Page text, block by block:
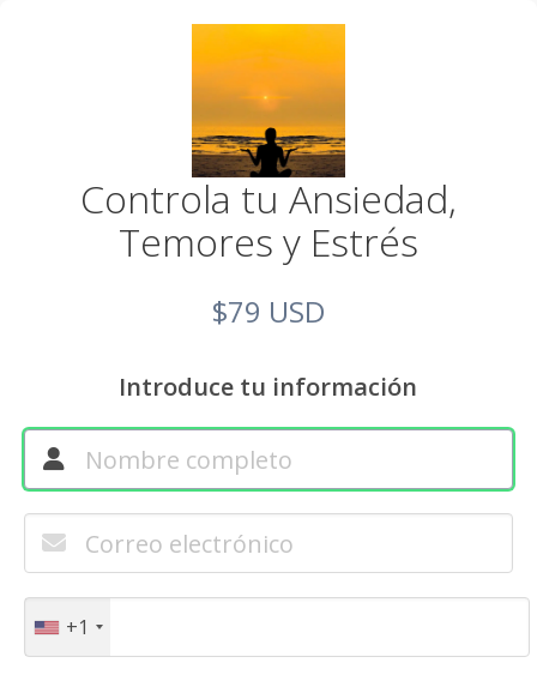
Controla tu Ansiedad,
Temores y Estrés
$79 USD
Introduce tu información
+1